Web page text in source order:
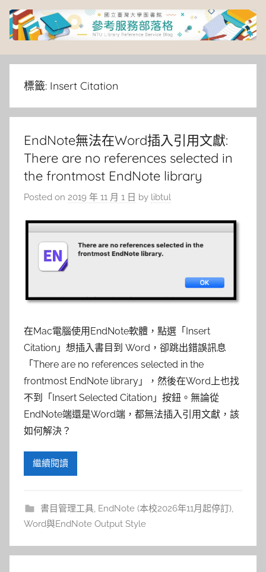
Skip
content
臺
灣
大
學
圖
書
館
考
服
務
部
落
格
標籤: Insert Citation
EndNote無法在Word插入引用文獻:
There are no references selected in
the frontmost EndNote library
Posted on 2019 年 11 月 1 日 by libtul
在Mac電腦使用EndNote軟體，點選「Insert
Citation」想插入書目到 Word，卻跳出錯誤訊息
「There are no references selected in the
frontmost EndNote library」，然後在Word上也找
不到「Insert Selected Citation」按鈕。無論從
EndNote端還是Word端，都無法插入引用文獻，該
如何解決？
繼續閱讀
書目管理工具, EndNote (本校2026年11月起停訂),
Word與EndNote Output Style